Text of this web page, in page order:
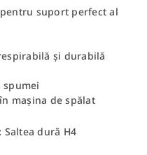
suport perfect al
și durabilă
mașina de spălat
Saltea dură H4